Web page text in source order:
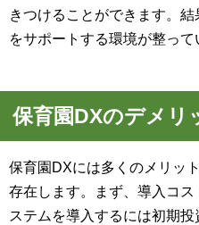
きつけることができます。
をサポートする環境が整って
保育園DXのデメリ
保育園DXには多くのメリッ
存在します。まず、導入コ
ステムを導入するには初期